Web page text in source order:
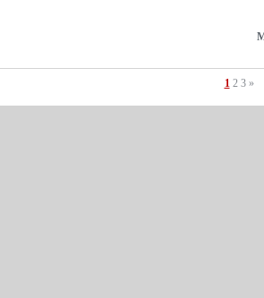
1 2 3 »